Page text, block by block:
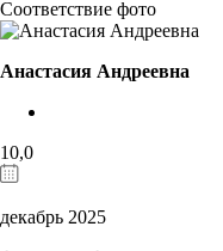
Соответствие фото
Анастасия Андреевна
10,0
декабрь 2025